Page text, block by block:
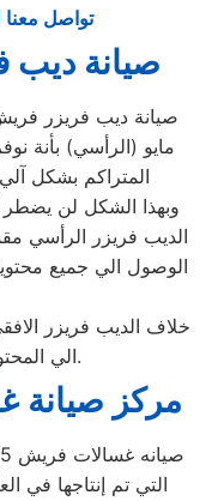
تواصل
صيانة ديب
مايو (الرأسي) بأنة
المتراكم بشكل
وبهذا الشكل لن يضطر
الديب فريزر الرأسي
الوصول الي جميع
خلاف الديب فريزر
الي المحتويات الموجودة في اسفله.
مركز صيانة
التي تم إنتاجها في